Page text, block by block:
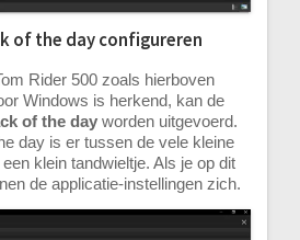
of the day configureren
Rider 500 zoals hierboven
Windows is herkend, kan de
of the dayworden uitgevoerd.
day is er tussen de vele kleine
klein tandwieltje. Als je op dit
de applicatie-instellingen zich.